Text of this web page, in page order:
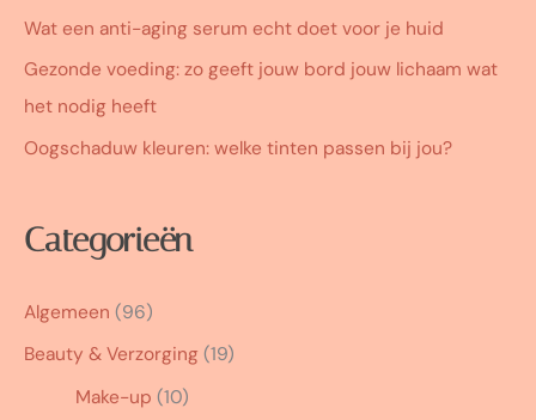
Wat een anti-aging serum echt doet voor je huid
Gezonde voeding: zo geeft jouw bord jouw lichaam wat
het nodig heeft
Oogschaduw kleuren: welke tinten passen bij jou?
Categorieën
Algemeen (96)
Beauty & Verzorging (19)
Make-up (10)